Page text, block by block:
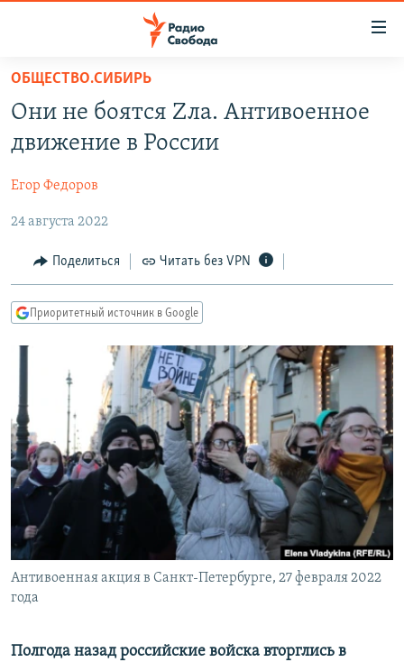
упрощенного
доступа
основному
Вернутся
главной
навигации
Вернутся
ПРОГРАММЫ
ЦИТАТЫ СВОБОДЫ
МНЕНИЯ
КУЛЬТУРА
IDEL.РЕАЛИИ
КАВКАЗ.РЕАЛИИ
СЕВЕР.РЕАЛИИ
СИБИРЬ.РЕАЛИИ
РАСПИСАНИЕ ВЕЩАНИЯ
ПОДПИШИТЕСЬ НА РАССЫЛКУ
СОЦИАЛЬНЫЕ СЕТИ
ОБЩЕСТВО.СИБИРЬ
Они не боятся Zла. Антивоенное
движение в России
Егор Федоров
24 августа 2022
Поделиться Читать без VPN
Приоритетный источник в Google
Антивоенная акция в Санкт-Петербурге, 27 февраля 2022
года
Полгода назад российские войска вторглись в